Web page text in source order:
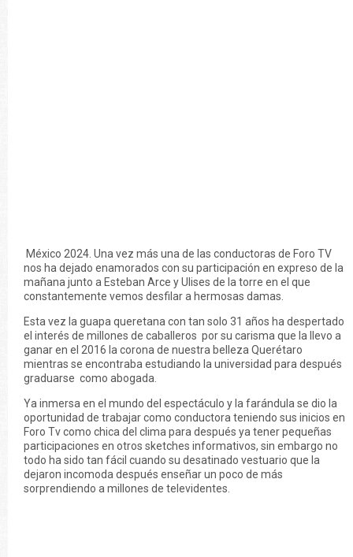
México 2024. Una vez más una de las conductoras de Foro TV
nos ha dejado enamorados con su participación en expreso de la
mañana junto a Esteban Arce y Ulises de la torre en el que
constantemente vemos desfilar a hermosas damas.
Esta vez la guapa queretana con tan solo 31 años ha despertado
el interés de millones de caballeros por su carisma que la llevo a
ganar en el 2016 la corona de nuestra belleza Querétaro
mientras se encontraba estudiando la universidad para después
graduarse como abogada.
Ya inmersa en el mundo del espectáculo y la farándula se dio la
oportunidad de trabajar como conductora teniendo sus inicios en
Foro Tv como chica del clima para después ya tener pequeñas
participaciones en otros sketches informativos, sin embargo no
todo ha sido tan fácil cuando su desatinado vestuario que la
dejaron incomoda después enseñar un poco de más
sorprendiendo a millones de televidentes.